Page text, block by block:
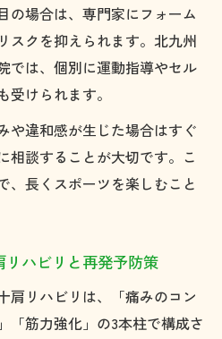
の場合は、専門家にフォーム
スクを抑えられます。北九州
では、個別に運動指導やセル
受けられます。
や違和感が生じた場合はすぐ
相談することが大切です。こ
、長くスポーツを楽しむこと
ハビリと再発予防策
肩リハビリは、「痛みのコン
「筋力強化」の3本柱で構成さ